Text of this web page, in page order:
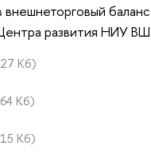
развития НИУ
Кб)
Кб)
Кб)